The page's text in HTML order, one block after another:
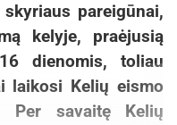
pareigūnai,
kelyje, praėjusią
dienomis, toliau
laikosi Kelių eismo
Per savaitę Kelių